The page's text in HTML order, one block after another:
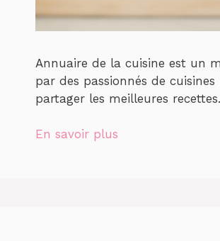
Annuaire de la cuisine est un
par des passionnés de
partager les meilleures recettes.
En savoir plus